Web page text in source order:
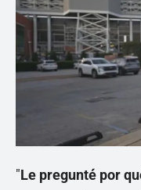
"Le pregunté por